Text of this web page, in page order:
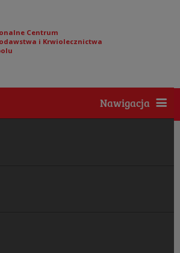
Centrum
i Krwiolecznictwa
Nawigacja